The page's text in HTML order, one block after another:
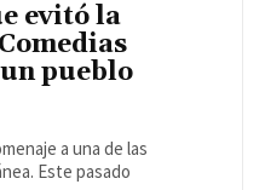
evitó la
pueblo
a una de las
Este pasado